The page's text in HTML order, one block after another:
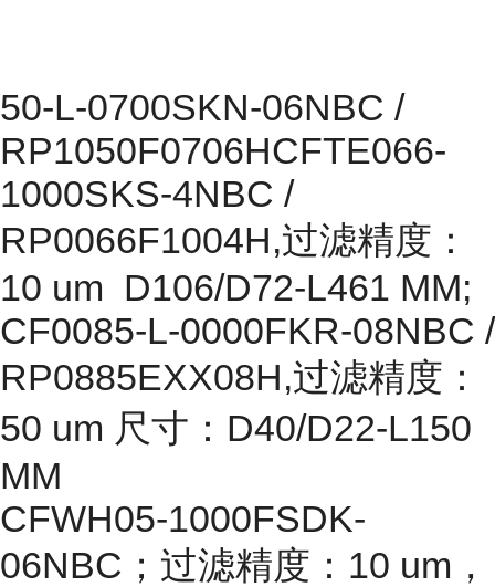
50-L-0700SKN-06NBC /
RP1050F0706HCFTE066-
1000SKS-4NBC /
RP0066F1004H,过滤精度：
10 um D106/D72-L461 MM;
CF0085-L-0000FKR-08NBC /
RP0885EXX08H,过滤精度：
50 um 尺寸：D40/D22-L150
MM
CFWH05-1000FSDK-
06NBC；过滤精度：10 um，